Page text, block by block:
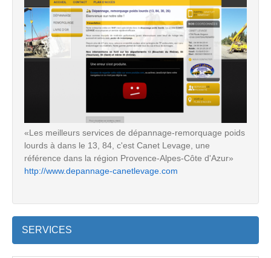
«Les meilleurs services de dépannage-remorquage poids
lourds à dans le 13, 84, c'est Canet Levage, une
référence dans la région Provence-Alpes-Côte d'Azur»
http://www.depannage-canetlevage.com
SERVICES